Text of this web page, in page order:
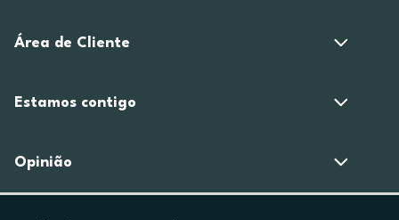
Área de Cliente
Estamos contigo
Opinião